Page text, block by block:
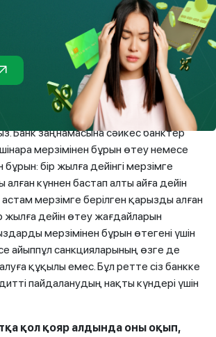
кредитте мерзімдеріне
егер кредиттеу мерзімі ұзағырақ
бойынша артық төлем де көп болады.
қарызды ішінара немесе толық
өтеу талаптарының қандай екенін, атап
мен артық төлемдерсіз кез келген
бұрын өтеу мүмкіндігі бар не жоқ
Банк заңнамасына сәйкес банктер
мерзімінен бұрын өтеу немесе
бір жылға дейінгі мерзімге
алған күннен бастап алты айға дейін
мерзімге берілген қарызды алған
жылға дейін өтеу жағдайларын
мерзімінен бұрын өтегені үшін
айыппұл санкцияларының өзге де
құқылы емес. Бұл ретте сіз банкке
пайдаланудың нақты күндері үшін
қол қояр алдында оны оқып,